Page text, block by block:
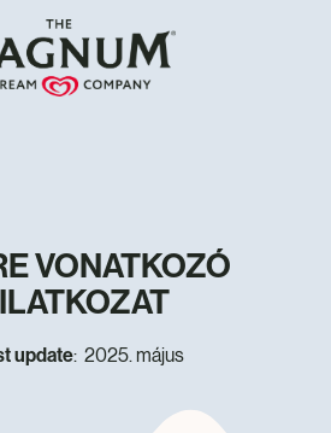
VONATKOZÓ
update: 2025. május